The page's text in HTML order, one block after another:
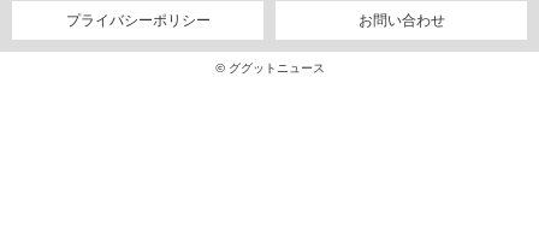
プライバシーポリシー お問い合わせ
© ググットニュース